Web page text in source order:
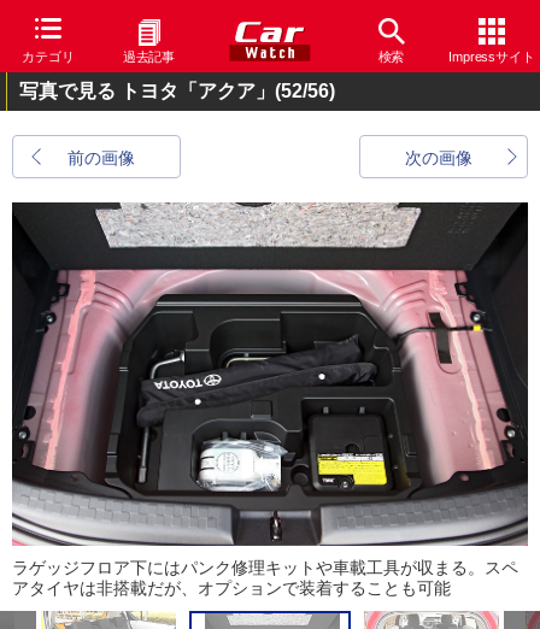
カテゴリ 過去記事 検索 Impressサイト
写真で見る トヨタ「アクア」 (52/56)
前の画像 次の画像
ラゲッジフロア下にはパンク修理キットや車載工具が収まる。スペ
アタイヤは非搭載だが、オプションで装着することも可能